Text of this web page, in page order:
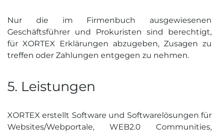
Nur die im Firmenbuch ausgewiesenen
Geschäftsführer und Prokuristen sind berechtigt,
für XORTEX Erklärungen abzugeben, Zusagen zu
treffen oder Zahlungen entgegen zu nehmen.
5. Leistungen
XORTEX erstellt Software und Softwarelösungen für
Websites/Webportale, WEB2.0 Communities,